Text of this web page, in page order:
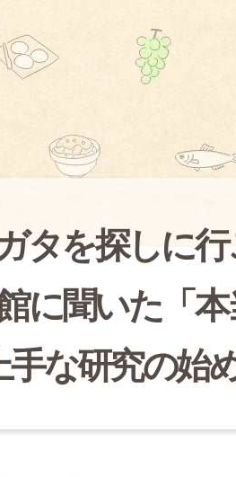
タを探しに行
に聞いた「本
手な研究の始